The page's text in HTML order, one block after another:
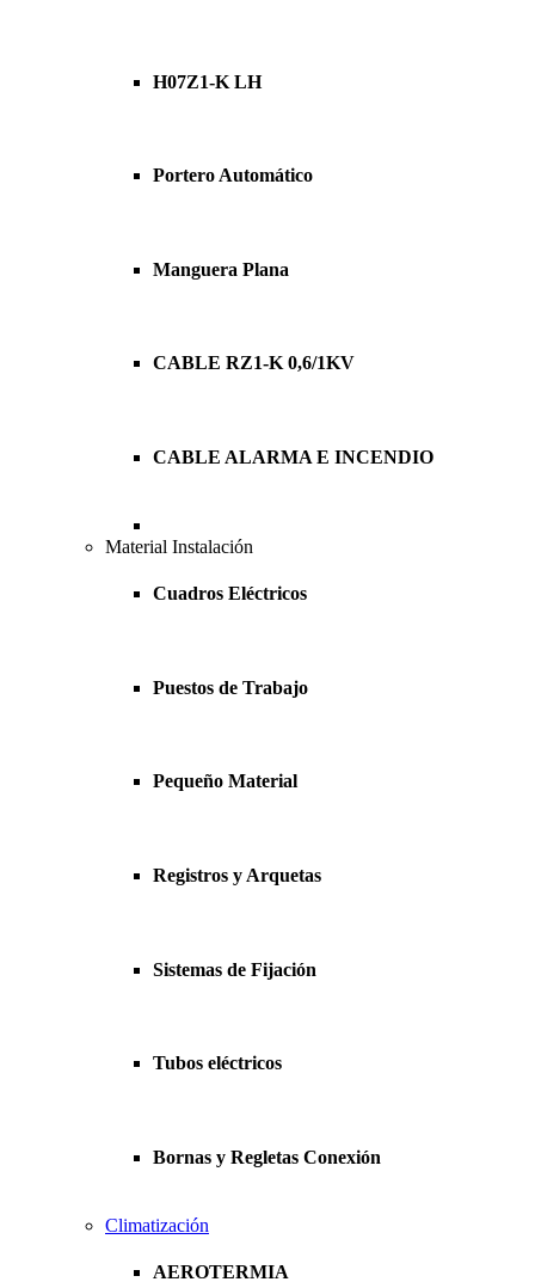
H07Z1-K LH
Portero Automático
Manguera Plana
CABLE RZ1-K 0,6/1KV
CABLE ALARMA E INCENDIO
Material Instalación
Cuadros Eléctricos
Puestos de Trabajo
Pequeño Material
Registros y Arquetas
Sistemas de Fijación
Tubos eléctricos
Bornas y Regletas Conexión
Climatización
AEROTERMIA